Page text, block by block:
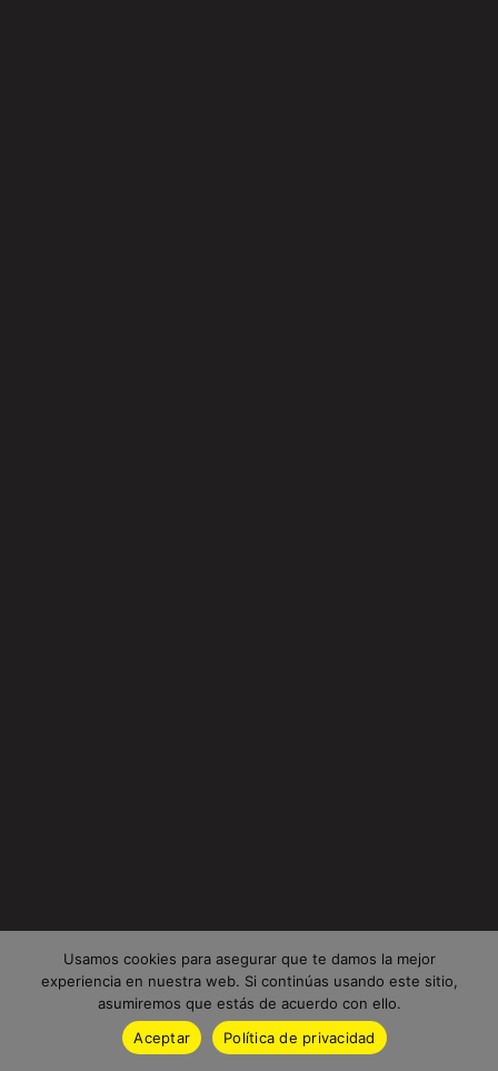
Usamos cookies para asegurar que te damos la mejor
experiencia en nuestra web. Si continúas usando este sitio,
asumiremos que estás de acuerdo con ello.
Aceptar
Política de privacidad